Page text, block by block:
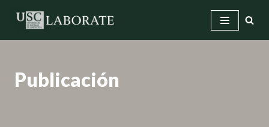
Saltar
Publicación